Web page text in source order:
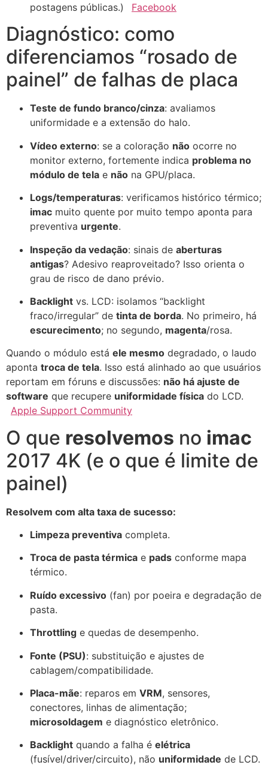
postagens públicas.)
Facebook
Diagnóstico: como
diferenciamos “rosado de
painel” de falhas de placa
Teste de fundo branco/cinza: avaliamos
uniformidade e a extensão do halo.
Vídeo externo: se a coloração não ocorre no
monitor externo, fortemente indica problema no
módulo de tela e não na GPU/placa.
Logs/temperaturas: verificamos histórico térmico;
imac muito quente por muito tempo aponta para
preventiva urgente.
Inspeção da vedação: sinais de aberturas
antigas? Adesivo reaproveitado? Isso orienta o
grau de risco de dano prévio.
Backlight vs. LCD: isolamos “backlight
fraco/irregular” de tinta de borda. No primeiro, há
escurecimento; no segundo, magenta/rosa.
Quando o módulo está ele mesmo degradado, o laudo
aponta troca de tela. Isso está alinhado ao que usuários
reportam em fóruns e discussões: não há ajuste de
software que recupere uniformidade física do LCD.
Apple Support Community
O que resolvemos no imac
2017 4K (e o que é limite de
painel)
Resolvem com alta taxa de sucesso:
Limpeza preventiva completa.
Troca de pasta térmica e pads conforme mapa
térmico.
Ruído excessivo (fan) por poeira e degradação de
pasta.
Throttling e quedas de desempenho.
Fonte (PSU): substituição e ajustes de
cablagem/compatibilidade.
Placa-mãe: reparos em VRM, sensores,
conectores, linhas de alimentação;
microsoldagem e diagnóstico eletrônico.
Backlight quando a falha é elétrica
(fusível/driver/circuito), não uniformidade de LCD.